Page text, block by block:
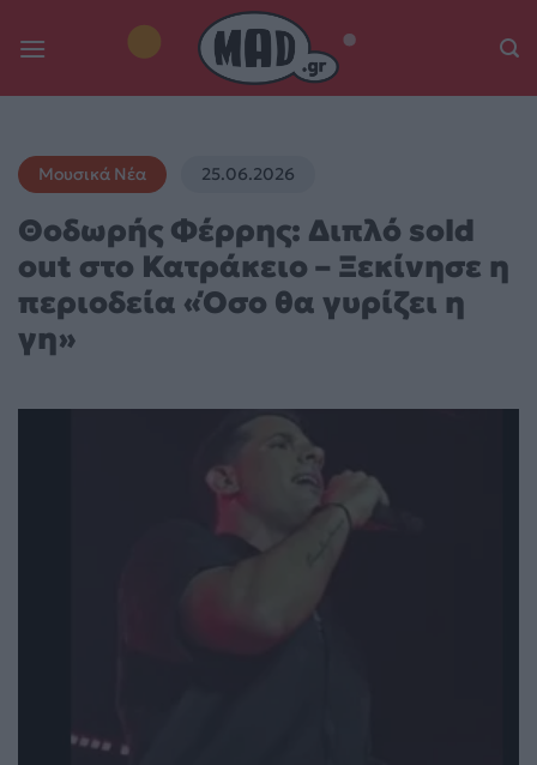
Μουσικά Νέα 25.06.2026
Θοδωρής Φέρρης: Διπλό sold
out στο Κατράκειο – Ξεκίνησε η
περιοδεία «Όσο θα γυρίζει η
γη»